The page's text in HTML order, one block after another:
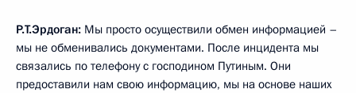
Р.Т.Эрдоган: Мы просто осуществили обмен информацией –
мы не обменивались документами. После инцидента мы
связались по телефону с господином Путиным. Они
предоставили нам свою информацию, мы на основе наших